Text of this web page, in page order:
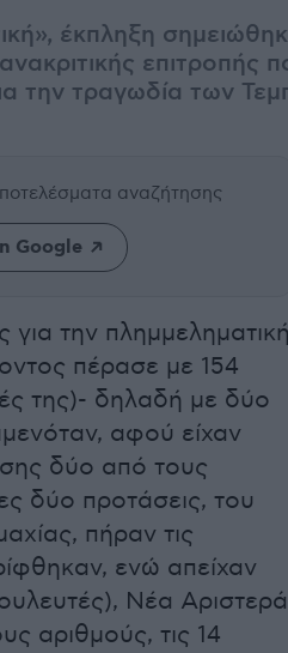
έκπληξη
επιτροπής
την τραγωδία των
αναζήτησης
Google
την
πέρασε με 154
της)- δηλαδή με δύο
αφού είχαν
δύο από τους
δύο προτάσεις, του
πήραν τις
ενώ απείχαν
Νέα Αριστερά
αριθμούς, τις 14